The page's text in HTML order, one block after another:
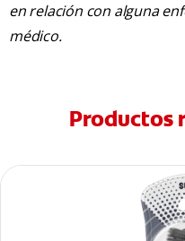
en relación con alguna
médico.
Productos